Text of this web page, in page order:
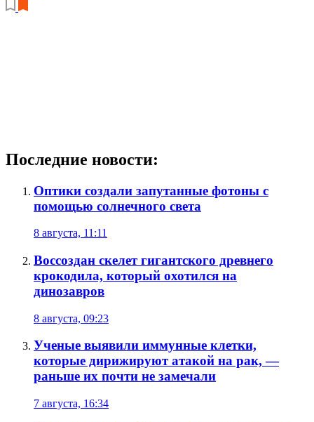
Последние новости:
Оптики создали запутанные фотоны с
помощью солнечного света
8 августа, 11:11
Воссоздан скелет гигантского древнего
крокодила, который охотился на
динозавров
8 августа, 09:23
Ученые выявили иммунные клетки,
которые дирижируют атакой на рак, —
раньше их почти не замечали
7 августа, 16:34